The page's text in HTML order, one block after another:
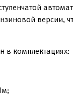
версии,
в комплектациях: